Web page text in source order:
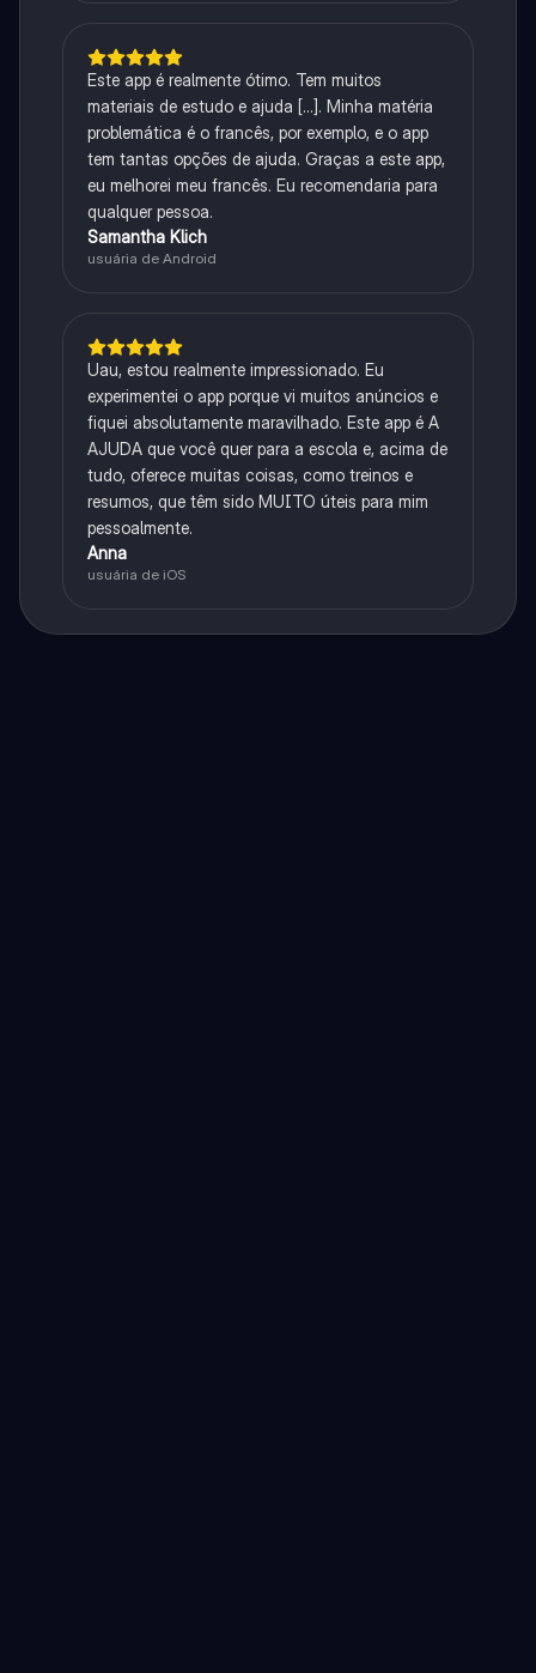
Este app é realmente ótimo. Tem muitos
materiais de estudo e ajuda [...]. Minha matéria
problemática é o francês, por exemplo, e o app
tem tantas opções de ajuda. Graças a este app,
eu melhorei meu francês. Eu recomendaria para
qualquer pessoa.
Samantha Klich
usuária de Android
Uau, estou realmente impressionado. Eu
experimentei o app porque vi muitos anúncios e
fiquei absolutamente maravilhado. Este app é A
AJUDA que você quer para a escola e, acima de
tudo, oferece muitas coisas, como treinos e
resumos, que têm sido MUITO úteis para mim
pessoalmente.
Anna
usuária de iOS